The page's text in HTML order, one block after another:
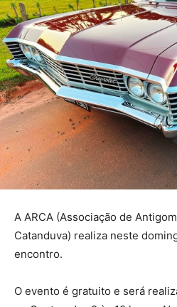
A ARCA (Associação de
Catanduva) realiza neste
encontro.
O evento é gratuito e será